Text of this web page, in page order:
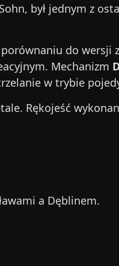
był jednym z
do wersji
Mechanizm
w trybie
Rękojeść
a Dęblinem.